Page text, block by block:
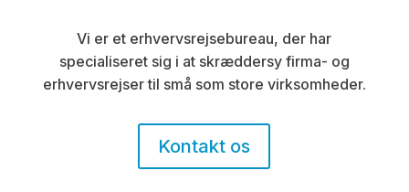
Vi er et erhvervsrejsebureau, der har
specialiseret sig i at skræddersy firma- og
erhvervsrejser til små som store virksomheder.
Kontakt os